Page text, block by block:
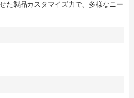
た製品カスタマイズ力で、多様なニー